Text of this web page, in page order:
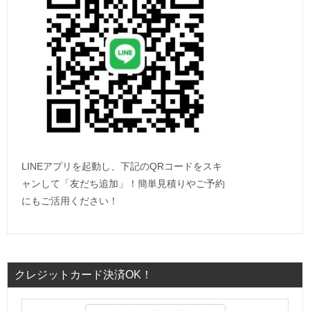
LINEアプリを起動し、下記のQRコードをスキ
ャンして「友だち追加」！簡単見積りやご予約
にもご活用ください！
クレジットカード決済OK！